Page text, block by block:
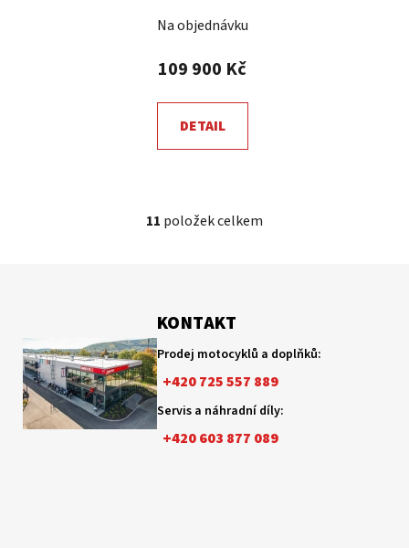
Na objednávku
109 900 Kč
DETAIL
O
a
c
p
r
v
k
11 položek celkem
KONTAKT
Prodej motocyklů a doplňků:
+420 725 557 889
Servis a náhradní díly:
+420 603 877 089